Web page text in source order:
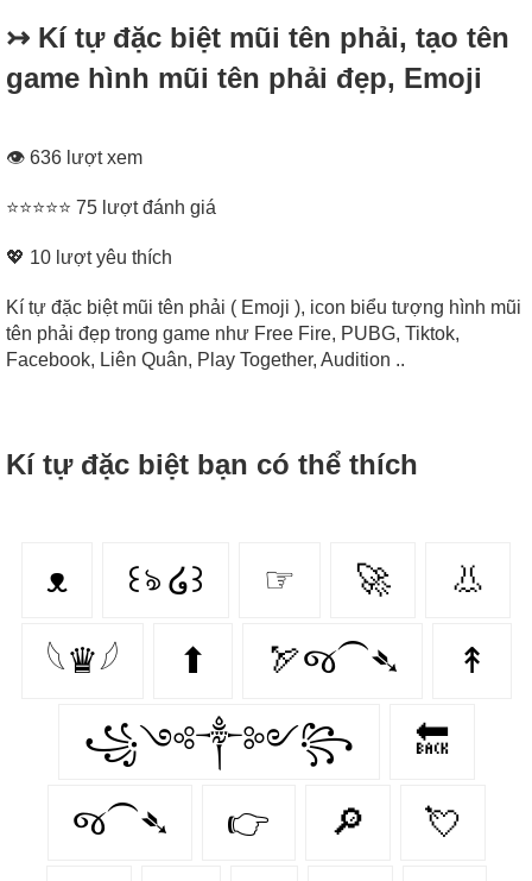
↣ Kí tự đặc biệt mũi tên phải, tạo tên
game hình mũi tên phải đẹp, Emoji
👁 636 lượt xem
⭐⭐⭐⭐⭐ 75 lượt đánh giá
💖 10 lượt yêu thích
Kí tự đặc biệt mũi tên phải ( Emoji ), icon biểu tượng hình mũi
tên phải đẹp trong game như Free Fire, PUBG, Tiktok,
Facebook, Liên Quân, Play Together, Audition ..
Kí tự đặc biệt bạn có thể thích
ᴥ ꒰ঌ ໒꒱ ☞ 🚀 👃
𓆩♛𓆪 ⬆ 🏹જ⁀➴ ↟
꧁༺༒༻꧂ 🔙
જ⁀➴ 👉 🔎 💘